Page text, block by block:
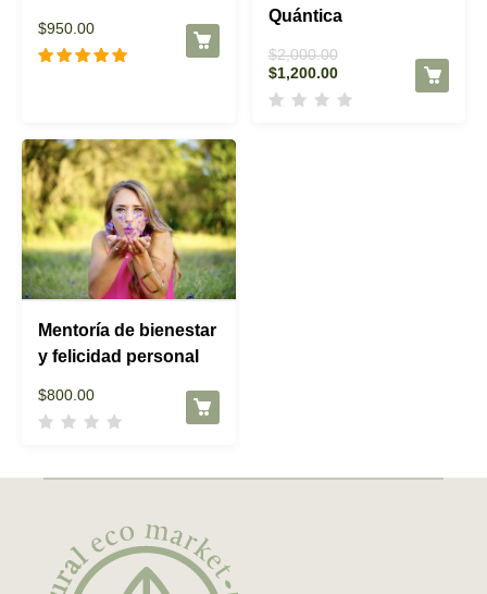
$950.00
Quántica
$2,000.00
original
era:
$1,200.00El
precio
actual
Mentoría de bienestar
y felicidad personal
$800.00